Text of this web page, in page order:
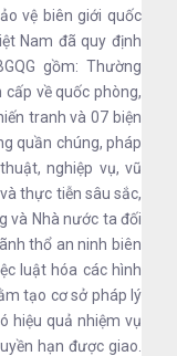
vệ biên giới quốc
Nam đã quy định
gồm: Thường
về quốc phòng,
tranh và 07 biện
quần chúng, pháp
nghiệp vụ, vũ
thực tiễn sâu sắc,
và Nhà nước ta đối
thổ an ninh biên
luật hóa các hình
tạo cơ sở pháp lý
hiệu quả nhiệm vụ
hạn được giao.